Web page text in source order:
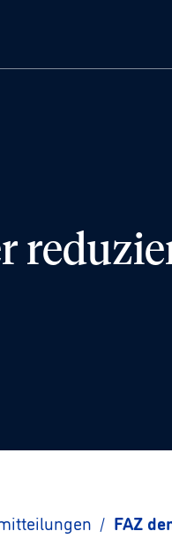
/ FAZ